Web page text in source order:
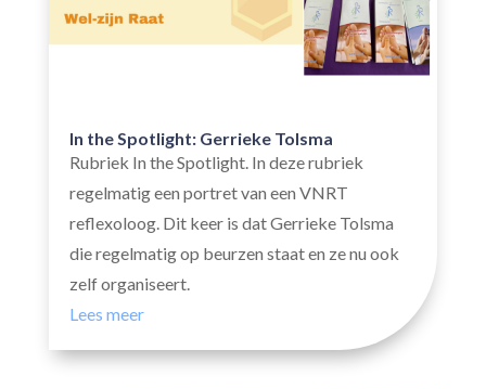
In the Spotlight: Gerrieke Tolsma
Rubriek In the Spotlight. In deze rubriek
regelmatig een portret van een VNRT
reflexoloog. Dit keer is dat Gerrieke Tolsma
die regelmatig op beurzen staat en ze nu ook
zelf organiseert.
Lees meer